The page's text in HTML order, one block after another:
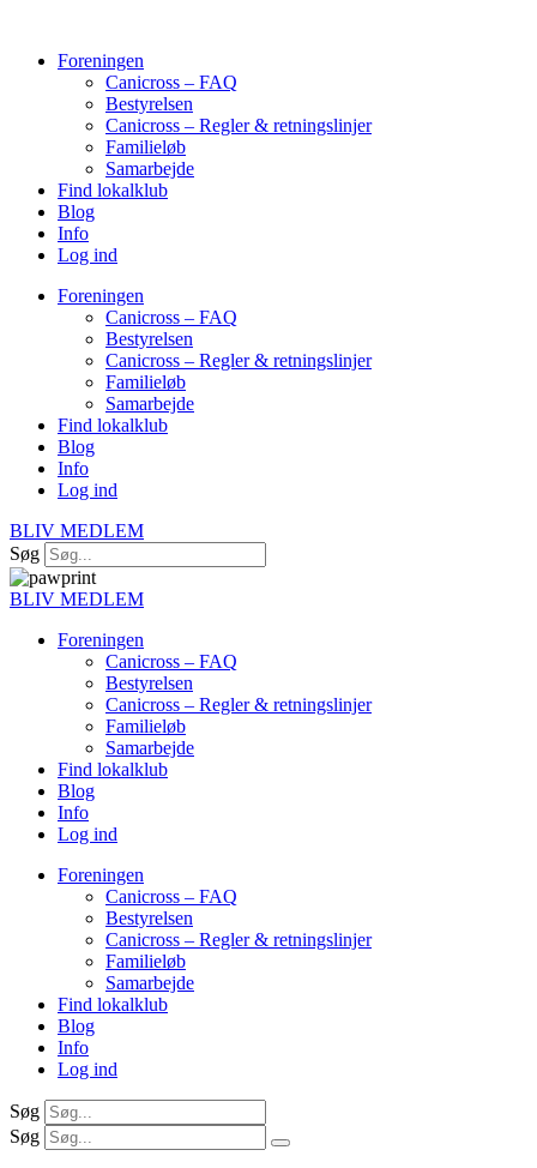
indholdForeningen
Canicross – FAQ
Bestyrelsen
Canicross – Regler & retningslinjer
Familieløb
Samarbejde
Find lokalklub
Blog
Info
Log ind
Foreningen
Canicross – FAQ
Bestyrelsen
Canicross – Regler & retningslinjer
Familieløb
Samarbejde
Find lokalklub
Blog
Info
Log ind
BLIV MEDLEM
Søg
BLIV MEDLEM
Foreningen
Canicross – FAQ
Bestyrelsen
Canicross – Regler & retningslinjer
Familieløb
Samarbejde
Find lokalklub
Blog
Info
Log ind
Foreningen
Canicross – FAQ
Bestyrelsen
Canicross – Regler & retningslinjer
Familieløb
Samarbejde
Find lokalklub
Blog
Info
Log ind
Søg
Søg